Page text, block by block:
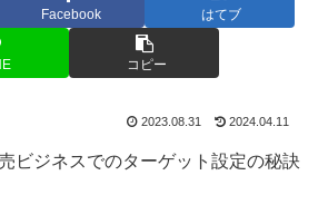
Facebook はてブ
コピー
2023.08.31 2024.04.11
ビジネスでのターゲット設定の秘訣